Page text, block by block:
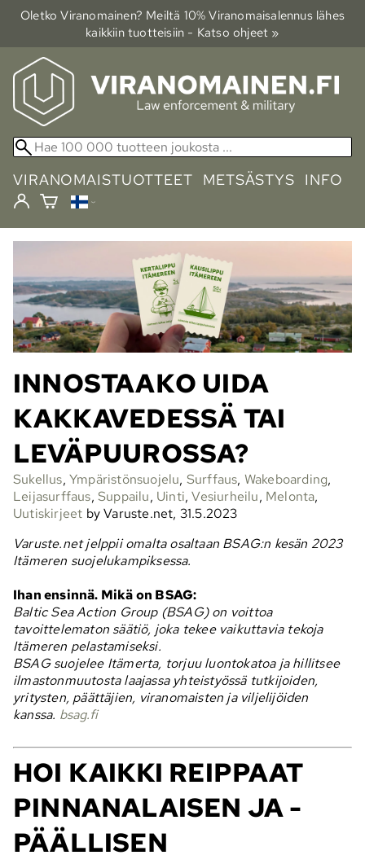
Oletko Viranomainen? Meiltä 10% Viranomais­alennus lähes
kaikkiin tuotteisiin - Katso ohjeet »
VIRANOMAISTUOTTEET METSÄSTYS INFO
INNOSTAAKO UIDA
KAKKAVEDESSÄ TAI
LEVÄPUUROSSA?
Sukellus,Ympäristönsuojelu, Surffaus, Wakeboarding,
Leijasurffaus,Suppailu, Uinti,Vesiurheilu, Melonta,
Uutiskirjeet by Varuste.net, 31.5.2023
Varuste.net jelppii omalta osaltaan BSAG:n kesän 2023
Itämeren suojelukampiksessa.
Ihan ensinnä. Mikä on BSAG:
Baltic Sea Action Group (BSAG) on voittoa
tavoittelematon säätiö, joka tekee vaikuttavia tekoja
Itämeren pelastamiseksi.
BSAG suojelee Itämerta, torjuu luontokatoa ja hillitsee
ilmastonmuutosta laajassa yhteistyössä tutkijoiden,
yritysten, päättäjien, viranomaisten ja viljelijöiden
kanssa. bsag.fi
HOI KAIKKI REIPPAAT
PINNANALAISEN JA -
PÄÄLLISEN